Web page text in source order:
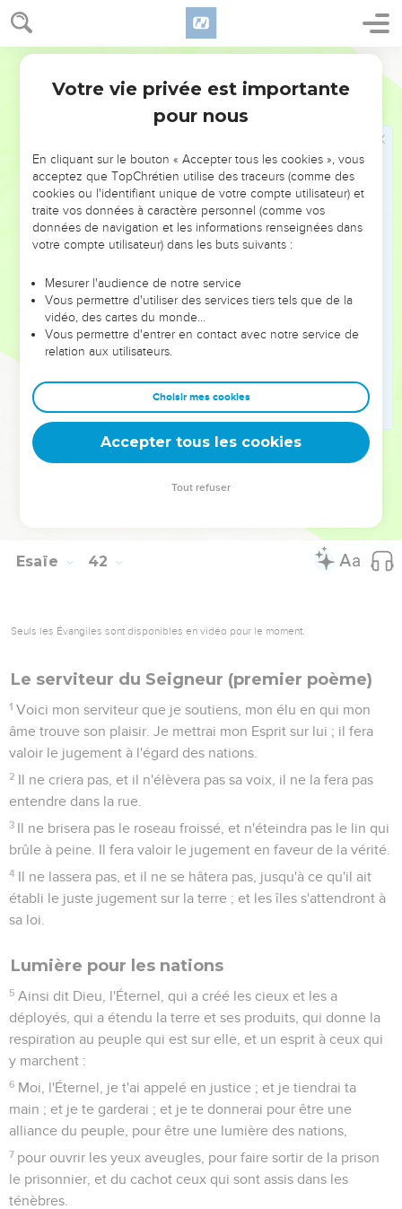
Esaïe 41
arrivera. Déclarez les premières choses, ce qu'elles sont, afin
que nous y fassions attention, et que nous en connaissions
le résultat ; ou faites-nous savoir celles qui viendront ;
-déclarez les choses qui vont arriver dans la suite, et nous
saurons que vous êtes des dieux ; oui, faites du bien et faites
du mal, afin que nous le considérions et le voyions
Voici, vous êtes moins que rien, et votre oeuvre est du
néant : qui vous choisit est une abomination...
Je l'ai réveillé du nord, et il vient, -du lever du soleil, celui
qui invoquera mon nom. Et il marchera sur les princes
Qui l'a déclaré dès le commencement, afin que nous le
sachions, et d'avance, afin que nous disions : C'est juste ?
Non, il n'y a personne qui le déclare ; non, personne qui le
fasse entendre ; non, personne qui entende vos paroles.
Le premier, j'ai dit à Sion : Voici, les voici ! et à Jérusalem :
Je donnerai un messager de bonnes nouvelles !
Et j'ai regardé, et il n'y avait personne, -même parmi eux, -
et point de conseiller, pour leur demander, et avoir d'eux
Esaïe 42
Seuls les Évangiles sont disponibles en vidéo pour le moment.
Le serviteur du Seigneur (premier poème)
1 Voici mon serviteur que je soutiens, mon élu en qui mon
âme trouve son plaisir. Je mettrai mon Esprit sur lui ; il fera
valoir le jugement à l'égard des nations.
2 Il ne criera pas, et il n'élèvera pas sa voix, il ne la fera pas
entendre dans la rue.
3 Il ne brisera pas le roseau froissé, et n'éteindra pas le lin qui
brûle à peine. Il fera valoir le jugement en faveur de la vérité.
4 Il ne lassera pas, et il ne se hâtera pas, jusqu'à ce qu'il ait
établi le juste jugement sur la terre ; et les îles s'attendront à
sa loi.
Lumière pour les nations
5 Ainsi dit Dieu, l'Éternel, qui a créé les cieux et les a
déployés, qui a étendu la terre et ses produits, qui donne la
respiration au peuple qui est sur elle, et un esprit à ceux qui
y marchent :
6 Moi, l'Éternel, je t'ai appelé en justice ; et je tiendrai ta
main ; et je te garderai ; et je te donnerai pour être une
alliance du peuple, pour être une lumière des nations,
7 pour ouvrir les yeux aveugles, pour faire sortir de la prison
le prisonnier, et du cachot ceux qui sont assis dans les
ténèbres.
Votre vie privée est importante
pour nous
En cliquant sur le bouton « Accepter tous les cookies », vous
acceptez que TopChrétien utilise des traceurs (comme des
cookies ou l'identifiant unique de votre compte utilisateur) et
traite vos données à caractère personnel (comme vos
données de navigation et les informations renseignées dans
votre compte utilisateur) dans les buts suivants :
Mesurer l'audience de notre service
Vous permettre d'utiliser des services tiers tels que de la
vidéo, des cartes du monde…
Vous permettre d'entrer en contact avec notre service de
relation aux utilisateurs.
Choisir mes cookies
Accepter tous les cookies
Tout refuser